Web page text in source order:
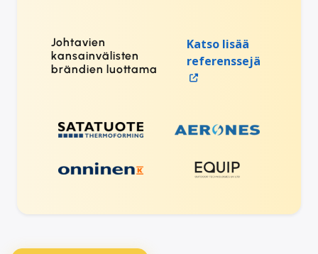
Johtavien
kansainvälisten
brändien luottama
Katso lisää
referenssejä